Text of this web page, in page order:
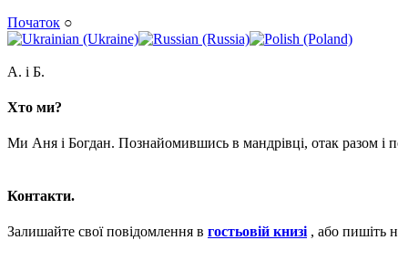
Початок ○
А. і Б.
Хто ми?
Ми Аня і Богдан. Познайомившись в мандрівці, отак разом і
Контакти.
Залишайте свої повідомлення в гостьовій книзі , або пишіть